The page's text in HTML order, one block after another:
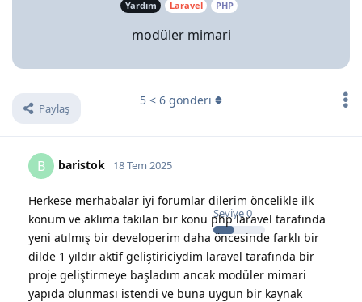
Yardım Laravel PHP
modüler mimari
Paylaş
5 < 6 gönderi
B baristok
Seviye0
18 Tem 2025
Herkese merhabalar iyi forumlar dilerim öncelikle ilk
konum ve aklıma takılan bir konu php laravel tarafında
yeni atılmış bir developerim daha öncesinde farklı bir
dilde 1 yıldır aktif geliştiriciydim laravel tarafında bir
proje geliştirmeye başladım ancak modüler mimari
yapıda olunması istendi ve buna uygun bir kaynak